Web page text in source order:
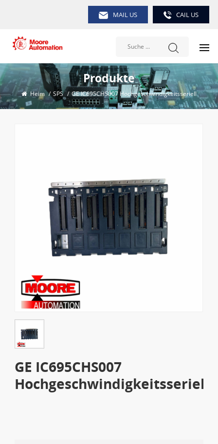
MAIL US CAIL US
Produkte
Heim / SPS / GE IC695CHS007 Hochgeschwindigkeitsseriell
GE IC695CHS007
Hochgeschwindigkeitsseriell